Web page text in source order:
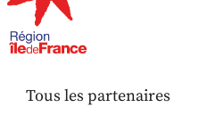
Tous les partenaires